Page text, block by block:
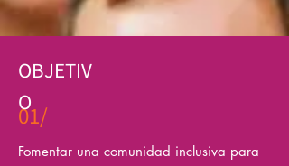
01/
OBJETIV
O
Fomentar una comunidad inclusiva para